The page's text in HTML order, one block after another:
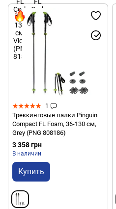
1
Треккинговые палки Pinguin
Compact FL Foam, 36-130 см,
Grey (PNG 808186)
3 358 грн
В наличии
Купить